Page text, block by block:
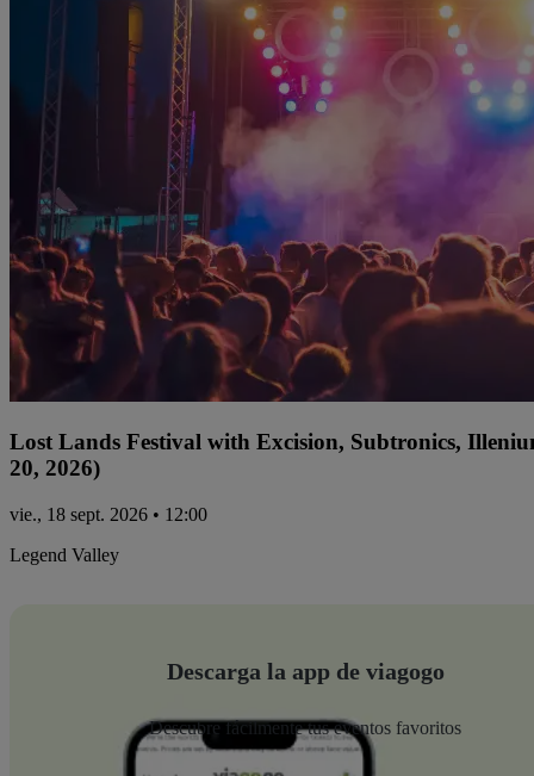
Lost Lands Festival with Excision, Subtronics,
20, 2026)
vie., 18 sept. 2026 • 12:00
Legend Valley
Descarga la app de viagogo
Descubre fácilmente tus eventos favoritos